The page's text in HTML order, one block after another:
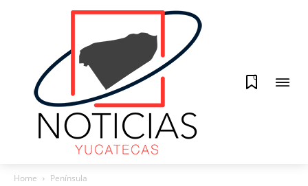
0
Home Península